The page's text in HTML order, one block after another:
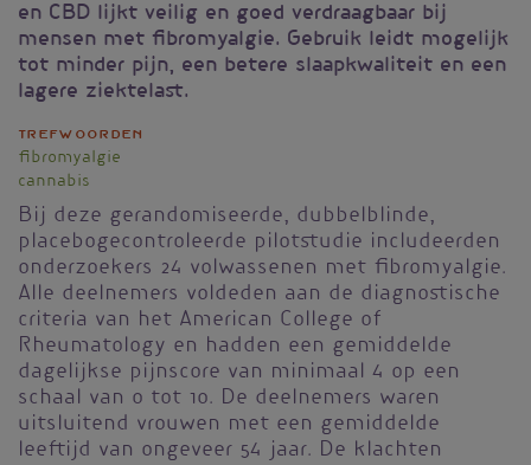
en CBD lijkt veilig en goed verdraagbaar bij
mensen met fibromyalgie. Gebruik leidt mogelijk
tot minder pijn, een betere slaapkwaliteit en een
lagere ziektelast.
Trefwoorden
fibromyalgie
cannabis
Bij deze gerandomiseerde, dubbelblinde,
placebogecontroleerde pilotstudie includeerden
onderzoekers 24 volwassenen met fibromyalgie.
Alle deelnemers voldeden aan de diagnostische
criteria van het American College of
Rheumatology en hadden een gemiddelde
dagelijkse pijnscore van minimaal 4 op een
schaal van 0 tot 10. De deelnemers waren
uitsluitend vrouwen met een gemiddelde
leeftijd van ongeveer 54 jaar. De klachten